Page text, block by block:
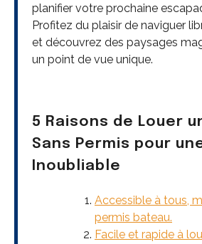
planifier votre prochaine
Profitez du plaisir de naviguer
et découvrez des paysages
un point de vue unique.
5 Raisons de Louer
Sans Permis pour
Inoubliable
Accessible à tous,
permis bateau.
Facile et rapide à